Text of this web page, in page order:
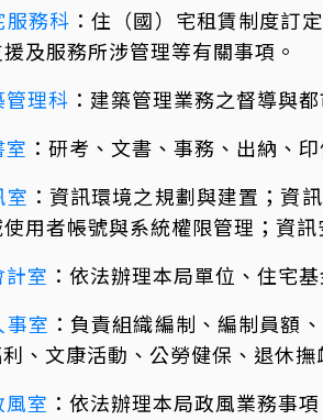
服務科 ：住（國）宅租賃制度訂
及服務所涉管理等有關事項。
管理科 ：建築管理業務之督導與
室 ：研考、文書、事務、出納、
室 ：資訊環境之規劃與建置；資
用者帳號與系統權限管理；資
計室 ：依法辦理本局單位、住宅
事室 ：負責組織編制、編制員額
、文康活動、公勞健保、退休
風室 ：依法辦理本局政風業務事項